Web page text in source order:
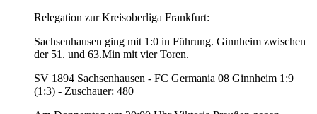
Relegation zur Kreisoberliga Frankfurt:
Sachsenhausen ging mit 1:0 in Führung. Ginnheim zwischen
der 51. und 63.Min mit vier Toren.
SV 1894 Sachsenhausen - FC Germania 08 Ginnheim 1:9
(1:3) - Zuschauer: 480